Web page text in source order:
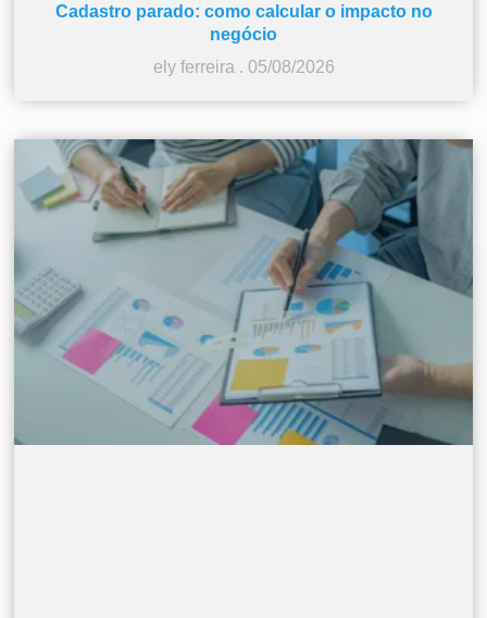
Cadastro parado: como calcular o impacto no
negócio
ely ferreira
05/08/2026